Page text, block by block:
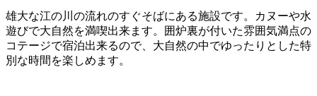
雄大な江の川の流れのすぐそばにある施設です。カヌーや水
遊びで大自然を満喫出来ます。囲炉裏が付いた雰囲気満点の
コテージで宿泊出来るので、大自然の中でゆったりとした特
別な時間を楽しめます。